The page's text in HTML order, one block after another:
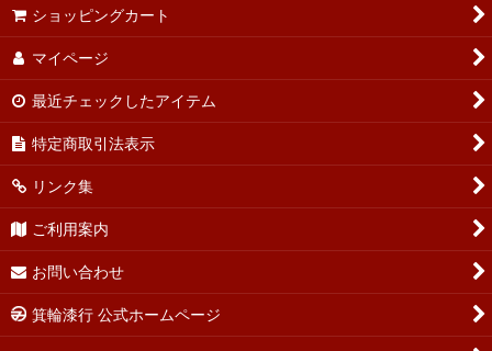
ショッピングカート
マイページ
最近チェックしたアイテム
特定商取引法表示
リンク集
ご利用案内
お問い合わせ
箕輪漆行 公式ホームページ